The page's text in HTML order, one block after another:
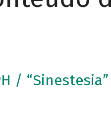
/ “Sinestesia”